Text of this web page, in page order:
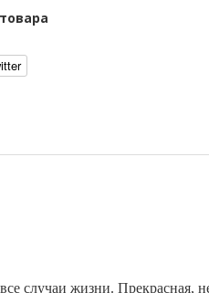
случаи жизни. Прекрасная,